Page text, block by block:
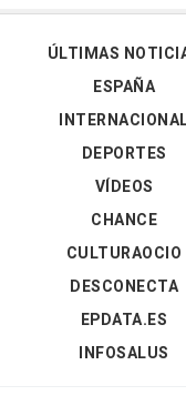
ÚLTIMAS
ESPAÑA
DEPORTES
VÍDEOS
CHANCE
CULTURAOCIO
DESCONECTA
EPDATA.ES
INFOSALUS